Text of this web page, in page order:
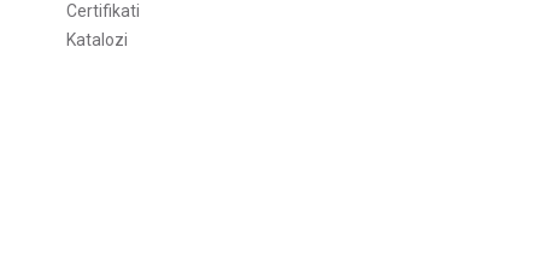
Certifikati
Katalozi